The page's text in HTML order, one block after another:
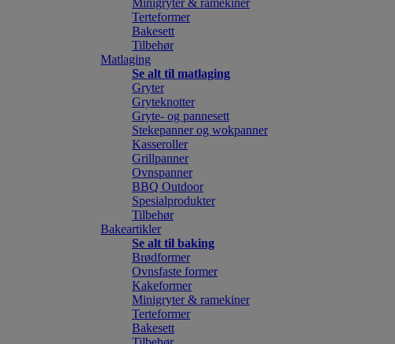
Minigryter & ramekiner
Terteformer
Bakesett
Tilbehør
Matlaging
Se alt til matlaging
Gryter
Gryteknotter
Gryte- og pannesett
Stekepanner og wokpanner
Kasseroller
Grillpanner
Ovnspanner
BBQ Outdoor
Spesialprodukter
Tilbehør
Bakeartikler
Se alt til baking
Brødformer
Ovnsfaste former
Kakeformer
Minigryter & ramekiner
Terteformer
Bakesett